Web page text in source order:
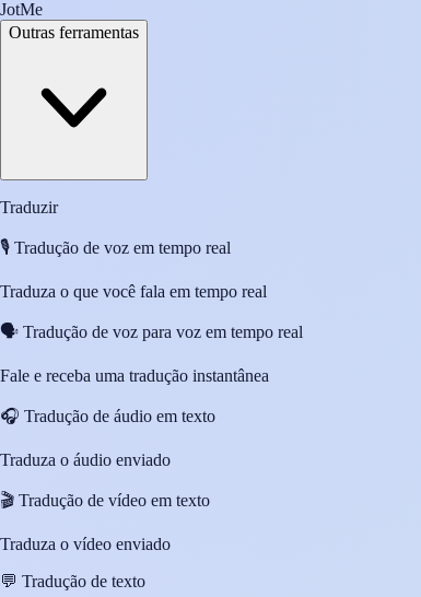
JotMe
Outras ferramentas
Traduzir
🎙️ Tradução de voz em tempo real
Traduza o que você fala em tempo real
🗣️ Tradução de voz para voz em tempo real
Fale e receba uma tradução instantânea
🎧 Tradução de áudio em texto
Traduza o áudio enviado
🎬 Tradução de vídeo em texto
Traduza o vídeo enviado
💬 Tradução de texto